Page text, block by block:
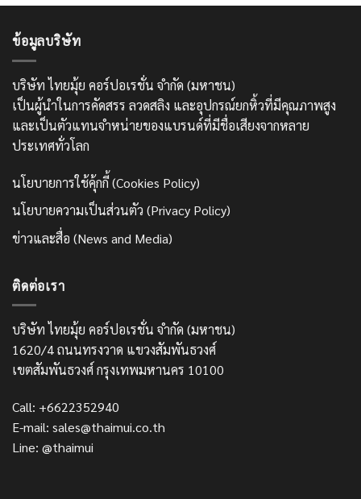
ข้อมูลบริษัท
บริษัท ไทยมุ้ย คอร์ปอเรชั่น จำกัด (มหาชน)
เป็นผู้นำในการคัดสรร ลวดสลิง และอุปกรณ์ยกหิ้วที่มีคุณภาพสูง
และเป็นตัวแทนจำหน่ายของแบรนด์ที่มีชื่อเสียงจากหลาย
ประเทศทั่วโลก
นโยบายการใช้คุ้กกี้ (Cookies Policy)
นโยบายความเป็นส่วนตัว (Privacy Policy)
ข่าวและสื่อ (News and Media)
ติดต่อเรา
บริษัท ไทยมุ้ย คอร์ปอเรชั่น จำกัด (มหาชน)
1620/4 ถนนทรงวาด แขวงสัมพันธวงศ์
เขตสัมพันธวงศ์ กรุงเทพมหานคร 10100
Call: +6622352940
E-mail: sales@thaimui.co.th
Line: @thaimui